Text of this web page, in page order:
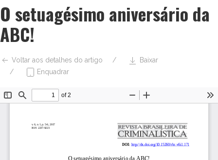
O setuagésimo aniversário da
ABC!
Voltar aos detalhes do artigo
Baixar
Enquadrar